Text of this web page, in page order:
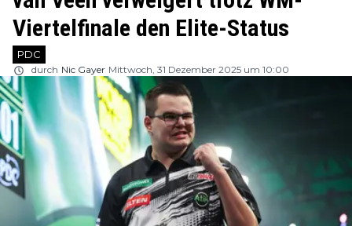
Viertelfinale den Elite-Status
PDC
durch Nic Gayer Mittwoch, 31 Dezember 2025 um 10:00